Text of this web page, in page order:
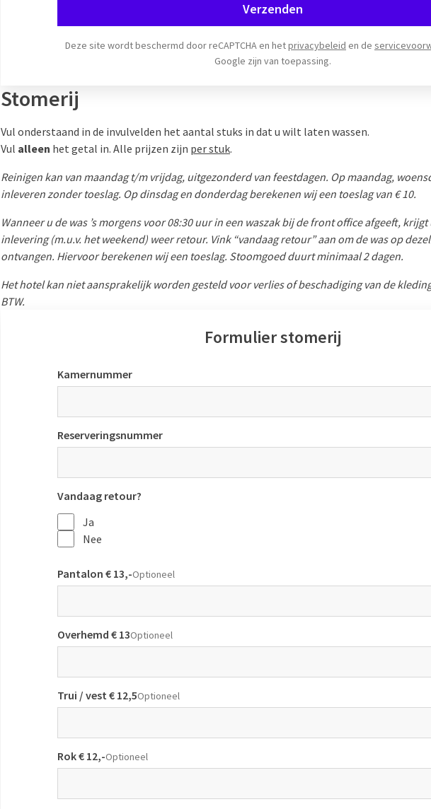
Verzenden
Deze site wordt beschermd door reCAPTCHA en hetprivacybeleid en de
Google zijn van toepassing.
Stomerij
Vul onderstaand in de invulvelden het aantal stuks in dat u wilt laten wassen.
Vul alleen het getal in. Alle prijzen zijn per stuk.
Reinigen kan van maandag t/m vrijdag, uitgezonderd van feestdagen. Op maandag,
inleveren zonder toeslag. Op dinsdag en donderdag berekenen wij een toeslag van € 10.
Wanneer u de was ’s morgens voor 08:30 uur in een waszak bij de front office afgeeft, krijgt
inlevering (m.u.v. het weekend) weer retour. Vink “vandaag retour” aan om de was op
ontvangen. Hiervoor berekenen wij een toeslag. Stoomgoed duurt minimaal 2 dagen.
Het hotel kan niet aansprakelijk worden gesteld voor verlies of beschadiging van de
BTW.
Formulier stomerij
Kamernummer
Reserveringsnummer
Vandaag retour?
Ja
Nee
Pantalon € 13,-Optioneel
Overhemd € 13Optioneel
Trui / vest € 12,5Optioneel
Rok € 12,-Optioneel